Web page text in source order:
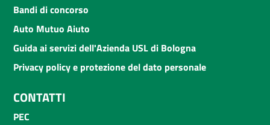
Bandi di concorso
Auto Mutuo Aiuto
Guida ai servizi dell'Azienda USL di Bologna
Privacy policy e protezione del dato personale
CONTATTI
PEC